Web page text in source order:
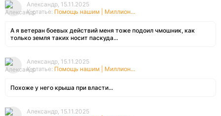
Александр, 15.11.2025
К статье: Помощь нашим | Миллион...
А я ветеран боевых действий меня тоже подоил чмошник, как
только земля таких носит паскуда...
Александр, 15.11.2025
К статье: Помощь нашим | Миллион...
Похоже у него крыша при власти...
Александр, 15.11.2025